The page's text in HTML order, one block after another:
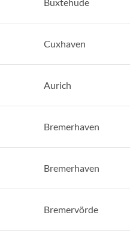
Cuxhaven
Aurich
Bremerhaven
Bremerhaven
Bremervörde